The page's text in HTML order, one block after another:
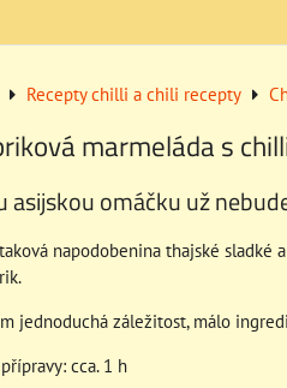
Recepty chilli a chili recepty
marmeláda s
asijskou omáčku už
napodobenina thajské sladké
jednoduchá záležitost, málo
cca. 1 h